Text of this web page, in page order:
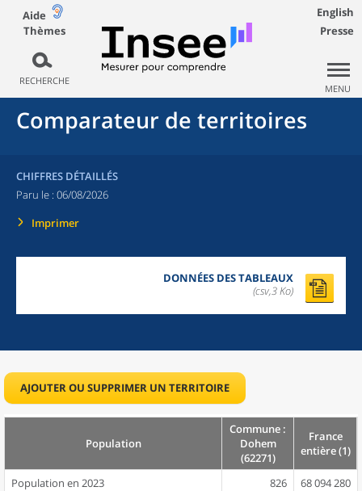
Aide
Thèmes
RECHERCHE
English
Presse
MENU
Comparateur de territoires
CHIFFRES DÉTAILLÉS
Paru le : 06/08/2026
Imprimer
DONNÉES DES TABLEAUX
(csv,3 Ko)
AJOUTER OU SUPPRIMER UN TERRITOIRE
Population
Commune :
Dohem
(62271)
France
entière (1)
Population en 2023 826
68 094 280